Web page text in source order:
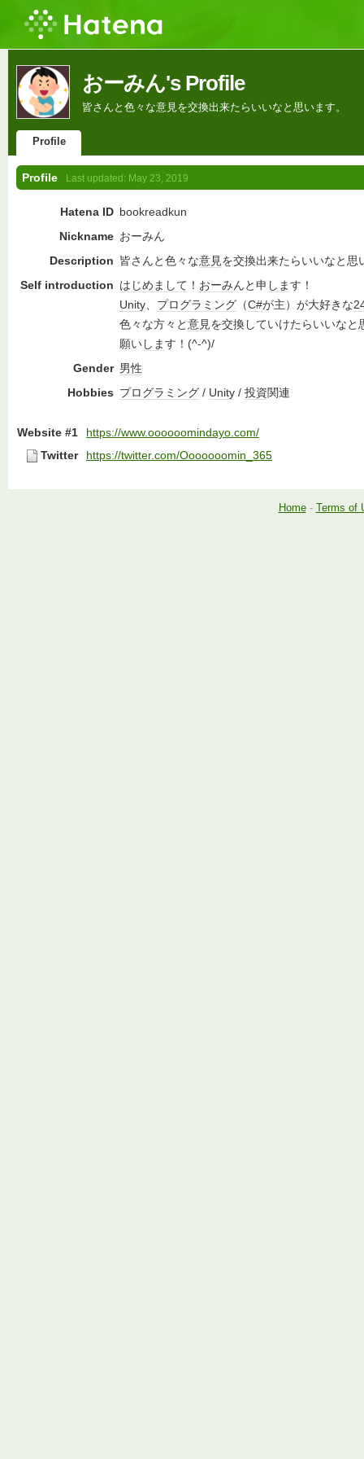
おーみん's Profile
皆さんと色々な意見を交換出来たらいいなと思います。
Profile
Profile Last updated: May 23, 2019
Hatena ID bookreadkun
Nickname おーみん
Description 皆さんと色々な意見を交換出来たらいいなと思
Self introduction はじめまして ！ おーみんと申 します！
Unity、 プログラミング （C#が主）が大好きな
色々な方々と意見を交換していけたらいいなと
願いします！(^-^)/
Gender 男性
Hobbies プログラミング / Unity / 投資関連
Website #1
https://www.oooooomindayo.com/
Twitter
https://twitter.com/Ooooooomin_365
Home- Terms of